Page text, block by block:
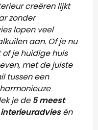
creëren lijkt
zonder
lopen veel
aan. Of je nu
je huidige huis
met de juiste
tussen een
je de 5 meest
én